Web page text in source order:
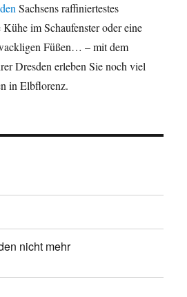
Sachsens raffiniertestes
im Schaufenster oder eine
Füßen… – mit dem
Dresden erleben Sie noch viel
in Elbflorenz.
nicht mehr